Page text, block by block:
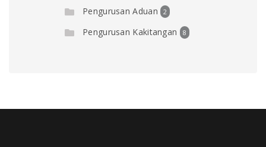
Pengurusan Aduan 2
Pengurusan Kakitangan 8